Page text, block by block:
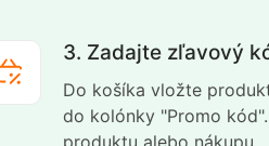
3. Zadajte zľavový
Do košíka vložte
do kolónky "Promo
produktu alebo nákupu.